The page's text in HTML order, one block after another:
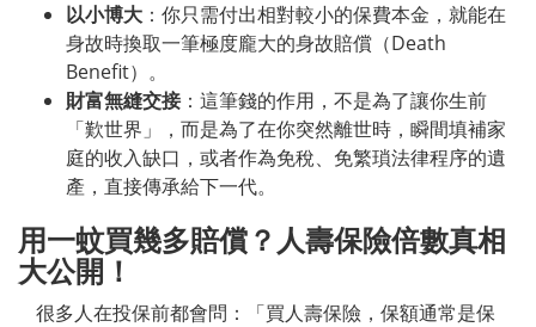
以小博大 ：你只需付出相對較小的保費本金，就能在
身故時換取一筆極度龐大的身故賠償（Death
Benefit）。
財富無縫交接：這筆錢的作用，不是為了讓你生前
「歎世界」，而是為了在你突然離世時，瞬間填補家
庭的收入缺口，或者作為免稅、免繁瑣法律程序的遺
產，直接傳承給下一代。
用一蚊買幾多賠償？人壽保險倍數真相
大公開！
很多人在投保前都會問：「買人壽保險，保額通常是保